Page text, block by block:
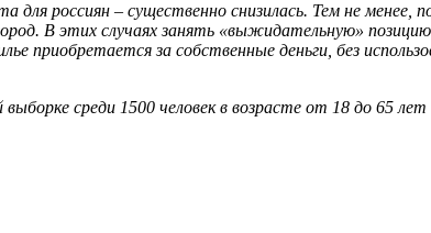
для россиян – существенно снизилась. Тем не
В этих случаях занять «выжидательную»
приобретается за собственные деньги, без
среди 1500 человек в возрасте от 18 до 65 лет